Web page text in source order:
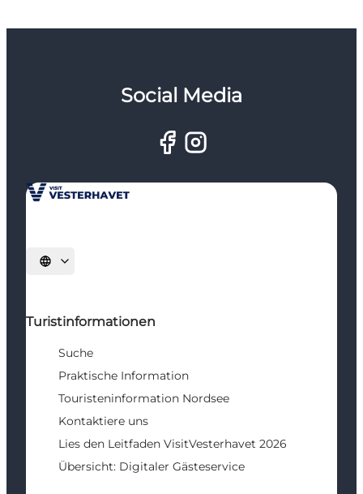
Social Media
Sprache auswählen
Turistinformationen
Suche
Praktische Information
Touristeninformation Nordsee
Kontaktiere uns
Lies den Leitfaden VisitVesterhavet 2026
Übersicht: Digitaler Gästeservice